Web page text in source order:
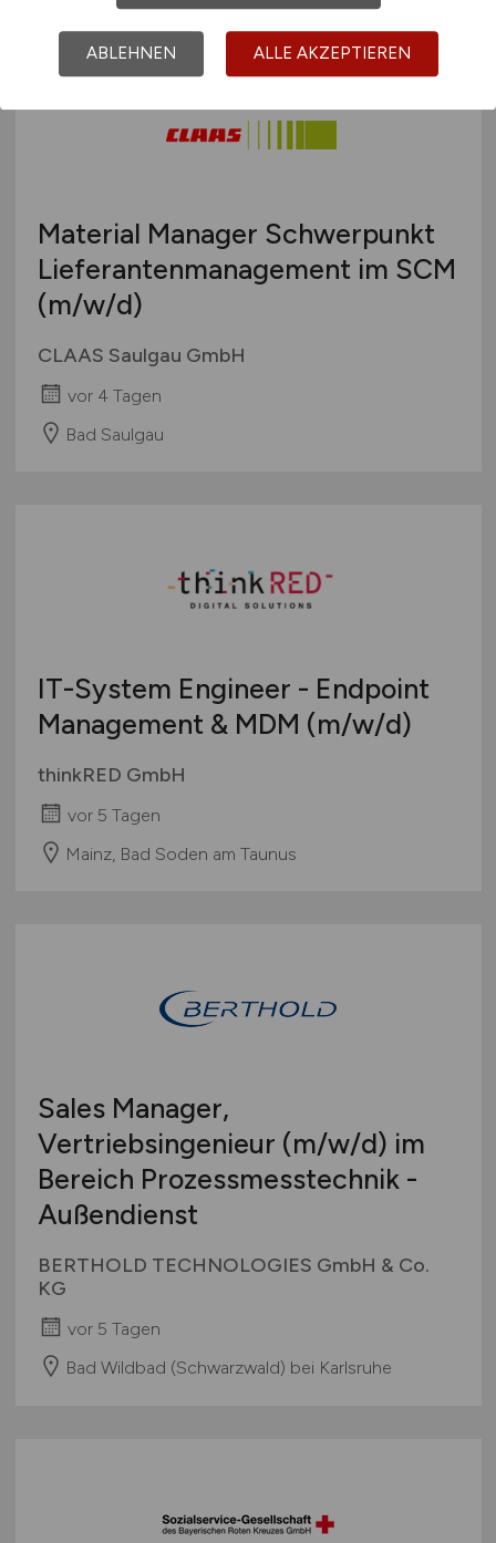
Material Manager Schwerpunkt
Lieferantenmanagement im SCM
(m/w/d)
CLAAS Saulgau GmbH
vor 4 Tagen
Bad Saulgau
IT-System Engineer - Endpoint
Management & MDM (m/w/d)
thinkRED GmbH
vor 5 Tagen
Mainz, Bad Soden am Taunus
Sales Manager,
Vertriebsingenieur (m/w/d) im
Bereich Prozessmesstechnik -
Außendienst
BERTHOLD TECHNOLOGIES GmbH & Co.
KG
vor 5 Tagen
Bad Wildbad (Schwarzwald) bei Karlsruhe
ABLEHNEN ALLE AKZEPTIEREN